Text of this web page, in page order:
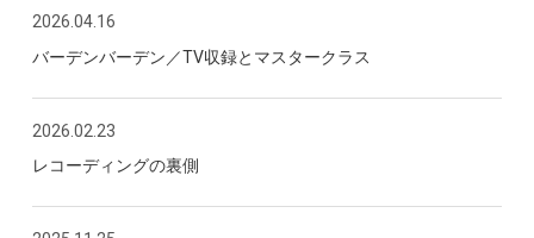
2026.04.16
バーデンバーデン／TV収録とマスタークラス
2026.02.23
レコーディングの裏側